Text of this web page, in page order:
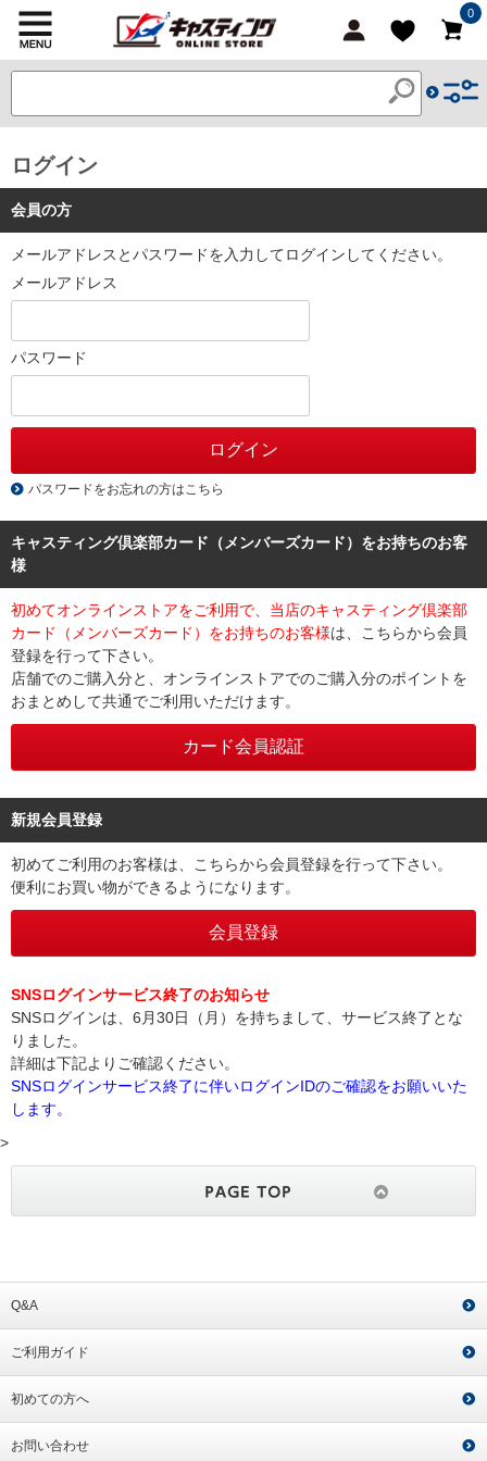
0
ログイン
会員の方
メールアドレスとパスワードを入力してログインしてください。
メールアドレス
パスワード
パスワードをお忘れの方はこちら
キャスティング倶楽部カード（メンバーズカード）をお持ちのお客
様
初めてオンラインストアをご利用で、当店のキャスティング倶楽部
カード（メンバーズカード）をお持ちのお客様は、こちらから会員
登録を行って下さい。
店舗でのご購入分と、オンラインストアでのご購入分のポイントを
おまとめして共通でご利用いただけます。
新規会員登録
初めてご利用のお客様は、こちらから会員登録を行って下さい。
便利にお買い物ができるようになります。
SNSログインサービス終了のお知らせ
SNSログインは、6月30日（月）を持ちまして、サービス終了とな
りました。
詳細は下記よりご確認ください。
SNSログインサービス終了に伴いログインIDのご確認をお願いいた
します。
>
Q&A
ご利用ガイド
初めての方へ
お問い合わせ